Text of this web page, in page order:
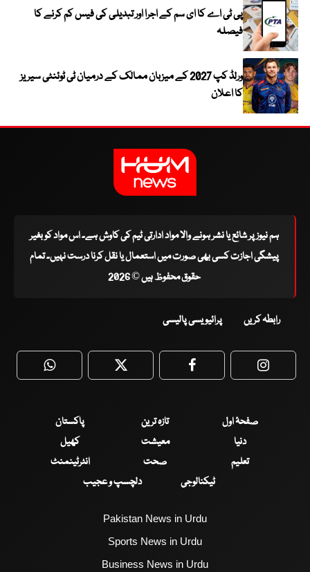
پی ٹی اے کا ای سم کے اجرا اور تبدیلی کی فیس کم کرنے کا
فیصلہ
ورلڈ کپ 2027 کے میزبان ممالک کے درمیان ٹی ٹوئنٹی سیریز
کا اعلان
ہم نیوز پر شائع یا نشر ہونے والا مواد ادارتی ٹیم کی کاوش ہے۔ اس مواد کو بغیر
پیشگی اجازت کسی بھی صورت میں استعمال یا نقل کرنا درست نہیں۔ تمام
حقوق محفوظ ہیں © 2026
رابطہ کریں پرائیویسی پالیسی
WhatsApp Twitter Facebook
صفحۂ اول تازہ ترین
پاکستان
دنیا
معیشت
کھیل
تعلیم
صحت
انٹرٹینمنٹ
ٹیکنالوجی
دلچسپ و عجیب
Pakistan News in Urdu
Sports News in Urdu
Business News in Urdu